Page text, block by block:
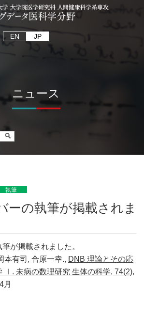
EN JP
ニュース
執筆
が掲載されました。
本有司, 合原一幸., DNB 理論とその応
Ⅰ. 未病の数理研究 生体の科学, 74(2),
月